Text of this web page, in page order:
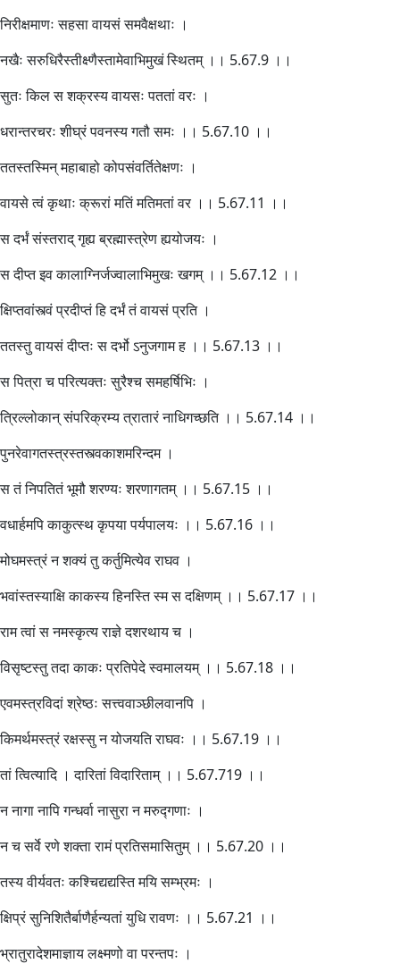
निरीक्षमाणः सहसा वायसं समवैक्षथाः ।
नखैः सरुधिरैस्तीक्ष्णैस्तामेवाभिमुखं स्थितम् ।। 5.67.9 ।।
सुतः किल स शक्रस्य वायसः पततां वरः ।
धरान्तरचरः शीघ्रं पवनस्य गतौ समः ।। 5.67.10 ।।
ततस्तस्मिन् महाबाहो कोपसंवर्तितेक्षणः ।
वायसे त्वं कृथाः क्रूरां मतिं मतिमतां वर ।। 5.67.11 ।।
स दर्भं संस्तराद् गृह्य ब्रह्मास्त्रेण ह्ययोजयः ।
स दीप्त इव कालाग्निर्जज्वालाभिमुखः खगम् ।। 5.67.12 ।।
क्षिप्तवांस्त्वं प्रदीप्तं हि दर्भं तं वायसं प्रति ।
ततस्तु वायसं दीप्तः स दर्भो ऽनुजगाम ह ।। 5.67.13 ।।
स पित्रा च परित्यक्तः सुरैश्च समहर्षिभिः ।
त्रिल्लोकान् संपरिक्रम्य त्रातारं नाधिगच्छति ।। 5.67.14 ।।
पुनरेवागतस्त्रस्तस्त्वकाशमरिन्दम ।
स तं निपतितं भूमौ शरण्यः शरणागतम् ।। 5.67.15 ।।
वधार्हमपि काकुत्स्थ कृपया पर्यपालयः ।। 5.67.16 ।।
मोघमस्त्रं न शक्यं तु कर्तुमित्येव राघव ।
भवांस्तस्याक्षि काकस्य हिनस्ति स्म स दक्षिणम् ।। 5.67.17 ।।
राम त्वां स नमस्कृत्य राज्ञे दशरथाय च ।
विसृष्टस्तु तदा काकः प्रतिपेदे स्वमालयम् ।। 5.67.18 ।।
एवमस्त्रविदां श्रेष्ठः सत्त्ववाञ्छीलवानपि ।
किमर्थमस्त्रं रक्षस्सु न योजयति राघवः ।। 5.67.19 ।।
तां त्वित्यादि । दारितां विदारिताम् ।। 5.67.719 ।।
न नागा नापि गन्धर्वा नासुरा न मरुद्गणाः ।
न च सर्वे रणे शक्ता रामं प्रतिसमासितुम् ।। 5.67.20 ।।
तस्य वीर्यवतः कश्चिद्यद्यस्ति मयि सम्भ्रमः ।
क्षिप्रं सुनिशितैर्बाणैर्हन्यतां युधि रावणः ।। 5.67.21 ।।
भ्रातुरादेशमाज्ञाय लक्ष्मणो वा परन्तपः ।